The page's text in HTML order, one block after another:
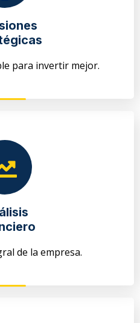
para invertir mejor.
de la empresa.